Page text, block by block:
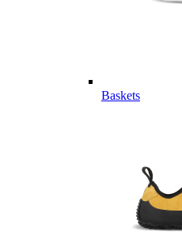
Baskets